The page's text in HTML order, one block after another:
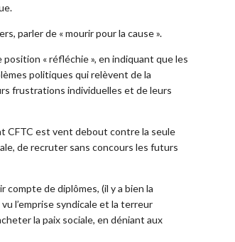
parler de « mourir pour la cause ».
« réfléchie », en indiquant que les
politiques qui relèvent de la
frustrations individuelles et de leurs
CFTC est vent debout contre la seule
de recruter sans concours les futurs
de diplômes, (il y a bien la
l’emprise syndicale et la terreur
la paix sociale, en déniant aux